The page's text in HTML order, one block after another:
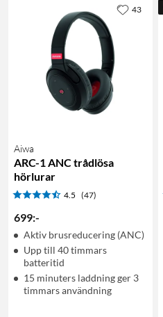
Aiwa
ARC-1 ANC trådlösa
hörlurar
4.5 (47)
699:-
Aktiv brusreducering (ANC)
Upp till 40 timmars
batteritid
15 minuters laddning ger 3
timmars användning
43